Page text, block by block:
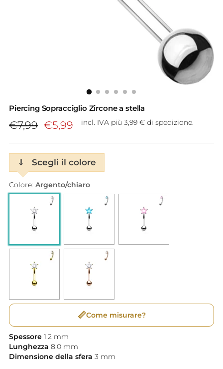
Piercing Sopracciglio Zircone a stella
Prezzo
listino
€7,99 €5,99 incl. IVA più 3,99 € di spedizione.
⇓ Scegli il colore
Colore: Argento/chiaro
📏Come misurare?
Spessore 1.2 mm
Lunghezza 8.0 mm
Dimensione della sfera 3 mm